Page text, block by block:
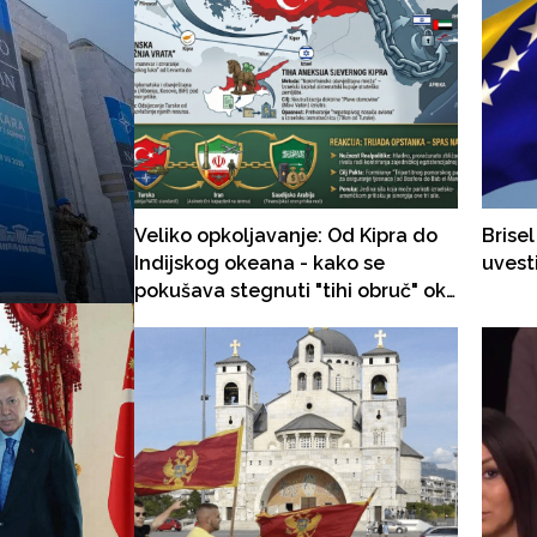
Veliko opkoljavanje: Od Kipra do
Indijskog okeana - kako se
pokušava stegnuti "tihi obruč" oko